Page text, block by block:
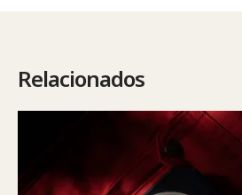
Relacionados